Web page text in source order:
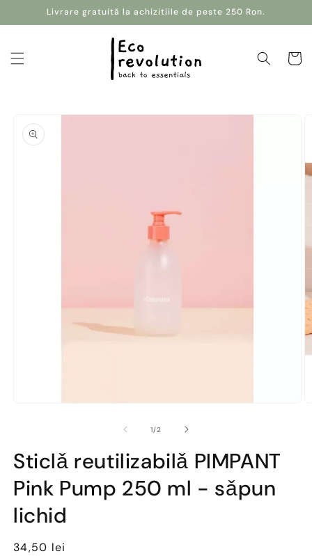
Salt la
conținut
Livrare gratuită la achizitiile de peste 250 Ron.
Coș
informațiile
despre
produs
o
fereastră
modală
1/din
2
Sticlǎ reutilizabilǎ PIMPANT
Pink Pump 250 ml - sǎpun
lichid
Preț
34,50 lei